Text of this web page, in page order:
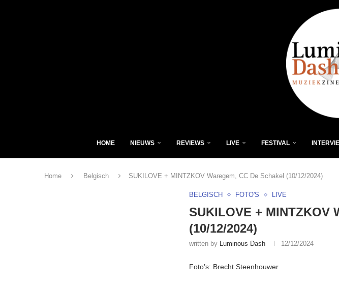
HOME NIEUWS REVIEWS LIVE FESTIVAL
Home Belgisch SUKILOVE + MINTZKOV Waregem, CC De Schakel (10/12/2024)
BELGISCH FOTO'S LIVE
SUKILOVE + MINTZKOV
(10/12/2024)
written by Luminous Dash 12/12/2024
Foto’s: Brecht Steenhouwer